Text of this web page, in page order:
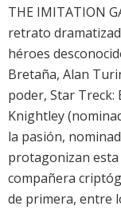
THE IMITATION
retrato
héroes
Bretaña, Alan
poder, Star Treck:
Knightley
la pasión,
protagonizan
compañera
de primera, entre